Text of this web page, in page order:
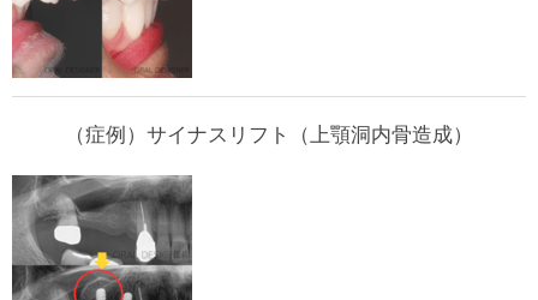
（症例）サイナスリフト（上顎洞内骨造成）